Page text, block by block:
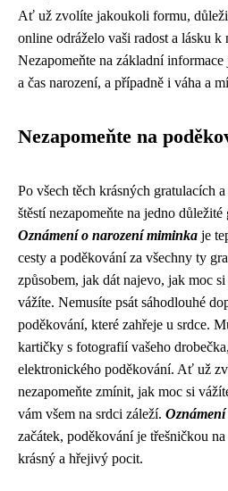
Ať už zvolíte jakoukoli formu,
online odráželo vaši radost a lásku k
Nezapomeňte na základní
a čas narození, a případně i váha a
Nezapomeňte na
Po všech těch krásných gratulacích
štěstí nezapomeňte na jedno
Oznámení o narození miminka je
cesty a poděkování za všechny ty
způsobem, jak dát najevo, jak moc
vážíte. Nemusíte psát sáhodlouhé
poděkování, které zahřeje u srdce.
kartičky s fotografií vašeho
elektronického poděkování. Ať už
nezapomeňte zmínit, jak moc si
vám všem na srdci záleží.
začátek, poděkování je třešničkou
krásný a hřejivý pocit.